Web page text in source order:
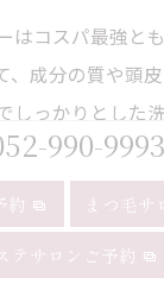
はコスパ最強とも
、成分の質や頭皮
しっかりとした
えば、美容院で
せたアミノ酸系
これにより、毎
康的な髪を維持
990-9993
約 まつ毛
テサロンご予約